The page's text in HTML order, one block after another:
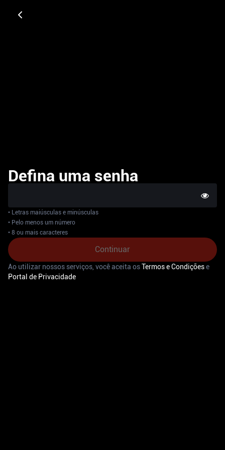
Defina uma senha
• Letras maiúsculas e minúsculas
• Pelo menos um número
• 8 ou mais caracteres
Continuar
Ao utilizar nossos serviços, você aceita osTermos e Condiçõese
Portal de Privacidade